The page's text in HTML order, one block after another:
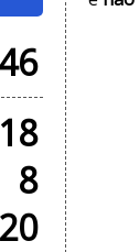
46
18
8
20